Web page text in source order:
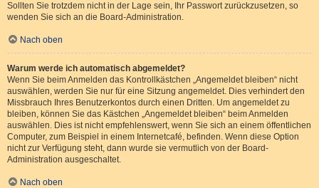
Sollten Sie trotzdem nicht in der Lage sein, Ihr Passwort zurückzusetzen, so
wenden Sie sich an die Board-Administration.
Nach oben
Warum werde ich automatisch abgemeldet?
Wenn Sie beim Anmelden das Kontrollkästchen „Angemeldet bleiben“ nicht
auswählen, werden Sie nur für eine Sitzung angemeldet. Dies verhindert den
Missbrauch Ihres Benutzerkontos durch einen Dritten. Um angemeldet zu
bleiben, können Sie das Kästchen „Angemeldet bleiben“ beim Anmelden
auswählen. Dies ist nicht empfehlenswert, wenn Sie sich an einem öffentlichen
Computer, zum Beispiel in einem Internetcafé, befinden. Wenn diese Option
nicht zur Verfügung steht, dann wurde sie vermutlich von der Board-
Administration ausgeschaltet.
Nach oben